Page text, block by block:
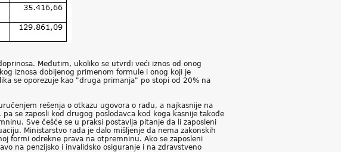
Međutim, ukoliko se utvrdi veći iznos od onog
iznosa dobijenog primenom formule i onog koji je
se oporezuje kao "druga primanja" po stopi od 20% na
rešenja o otkazu ugovora o radu, a najkasnije na
se zaposli kod drugog poslodavca kod koga kasnije takođe
Sve češće se u praksi postavlja pitanje da li zaposleni
Ministarstvo rada je dalo mišljenje da nema zakonskih
formi odrekne prava na otpremninu. Ako se zaposleni
na penzijsko i invalidsko osiguranje i na zdravstveno